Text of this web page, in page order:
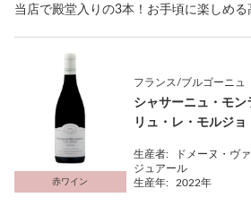
当店で殿堂入りの3本！お手頃に楽しめる
赤ワイン
フランス/ブルゴーニュ
シャサーニュ・モン
リュ・レ・モルジョ
生産者:
ドメーヌ・ヴ
ジュアール
生産年:
2022年